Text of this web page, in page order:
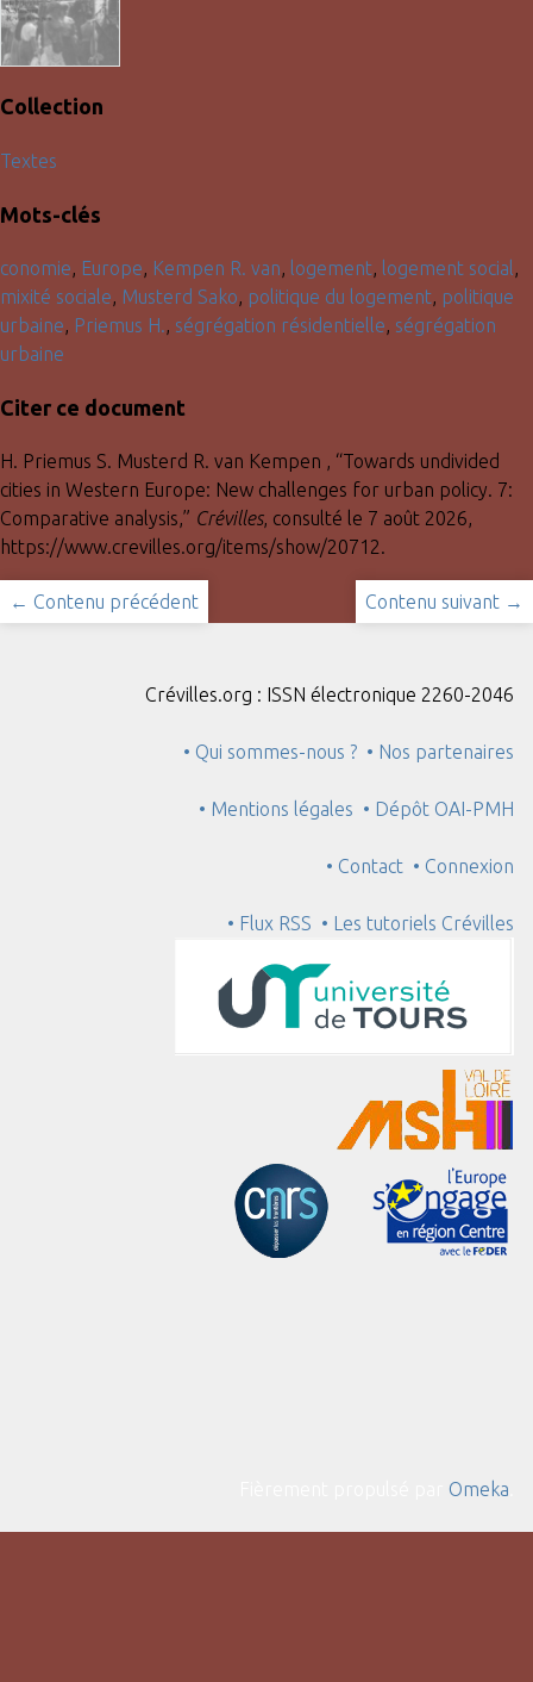
Collection
Textes
Mots-clés
conomie, Europe, Kempen R. van, logement, logement social ,
mixité sociale, Musterd Sako, politique du logement, politique
urbaine, Priemus H., ségrégation résidentielle, ségrégation
urbaine
Citer ce document
H. Priemus S. Musterd R. van Kempen , “Towards undivided
cities in Western Europe: New challenges for urban policy. 7:
Comparative analysis,” Crévilles, consulté le 7 août 2026,
https://www.crevilles.org/items/show/20712.
← Contenu précédent Contenu suivant →
Crévilles.org : ISSN électronique 2260-2046
• Qui sommes-nous ? • Nos partenaires
• Mentions légales • Dépôt OAI-PMH
• Contact • Connexion
• Flux RSS • Les tutoriels Crévilles
Omeka